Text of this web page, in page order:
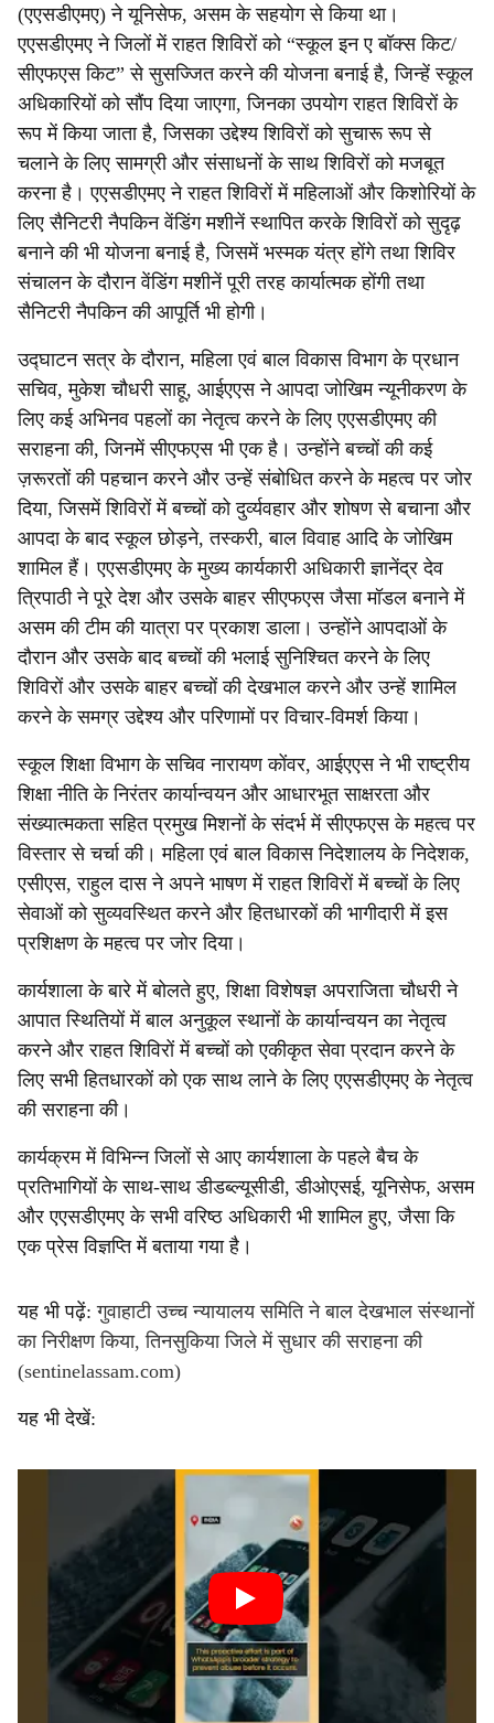
(एएसडीएमए) ने यूनिसेफ, असम के सहयोग से किया था।
एएसडीएमए ने जिलों में राहत शिविरों को “स्कूल इन ए बॉक्स किट/
सीएफएस किट” से सुसज्जित करने की योजना बनाई है, जिन्हें स्कूल
अधिकारियों को सौंप दिया जाएगा, जिनका उपयोग राहत शिविरों के
रूप में किया जाता है, जिसका उद्देश्य शिविरों को सुचारू रूप से
चलाने के लिए सामग्री और संसाधनों के साथ शिविरों को मजबूत
करना है। एएसडीएमए ने राहत शिविरों में महिलाओं और किशोरियों के
लिए सैनिटरी नैपकिन वेंडिंग मशीनें स्थापित करके शिविरों को सुदृढ़
बनाने की भी योजना बनाई है, जिसमें भस्मक यंत्र होंगे तथा शिविर
संचालन के दौरान वेंडिंग मशीनें पूरी तरह कार्यात्मक होंगी तथा
सैनिटरी नैपकिन की आपूर्ति भी होगी।
उद्घाटन सत्र के दौरान, महिला एवं बाल विकास विभाग के प्रधान
सचिव, मुकेश चौधरी साहू, आईएएस ने आपदा जोखिम न्यूनीकरण के
लिए कई अभिनव पहलों का नेतृत्व करने के लिए एएसडीएमए की
सराहना की, जिनमें सीएफएस भी एक है। उन्होंने बच्चों की कई
ज़रूरतों की पहचान करने और उन्हें संबोधित करने के महत्व पर जोर
दिया, जिसमें शिविरों में बच्चों को दुर्व्यवहार और शोषण से बचाना और
आपदा के बाद स्कूल छोड़ने, तस्करी, बाल विवाह आदि के जोखिम
शामिल हैं। एएसडीएमए के मुख्य कार्यकारी अधिकारी ज्ञानेंद्र देव
त्रिपाठी ने पूरे देश और उसके बाहर सीएफएस जैसा मॉडल बनाने में
असम की टीम की यात्रा पर प्रकाश डाला। उन्होंने आपदाओं के
दौरान और उसके बाद बच्चों की भलाई सुनिश्चित करने के लिए
शिविरों और उसके बाहर बच्चों की देखभाल करने और उन्हें शामिल
करने के समग्र उद्देश्य और परिणामों पर विचार-विमर्श किया।
स्कूल शिक्षा विभाग के सचिव नारायण कोंवर, आईएएस ने भी राष्ट्रीय
शिक्षा नीति के निरंतर कार्यान्वयन और आधारभूत साक्षरता और
संख्यात्मकता सहित प्रमुख मिशनों के संदर्भ में सीएफएस के महत्व पर
विस्तार से चर्चा की। महिला एवं बाल विकास निदेशालय के निदेशक,
एसीएस, राहुल दास ने अपने भाषण में राहत शिविरों में बच्चों के लिए
सेवाओं को सुव्यवस्थित करने और हितधारकों की भागीदारी में इस
प्रशिक्षण के महत्व पर जोर दिया।
कार्यशाला के बारे में बोलते हुए, शिक्षा विशेषज्ञ अपराजिता चौधरी ने
आपात स्थितियों में बाल अनुकूल स्थानों के कार्यान्वयन का नेतृत्व
करने और राहत शिविरों में बच्चों को एकीकृत सेवा प्रदान करने के
लिए सभी हितधारकों को एक साथ लाने के लिए एएसडीएमए के नेतृत्व
की सराहना की।
कार्यक्रम में विभिन्न जिलों से आए कार्यशाला के पहले बैच के
प्रतिभागियों के साथ-साथ डीडब्ल्यूसीडी, डीओएसई, यूनिसेफ, असम
और एएसडीएमए के सभी वरिष्ठ अधिकारी भी शामिल हुए, जैसा कि
एक प्रेस विज्ञप्ति में बताया गया है।
यह भी पढ़ें:गुवाहाटी उच्च न्यायालय समिति ने बाल देखभाल संस्थानों
का निरीक्षण किया, तिनसुकिया जिले में सुधार की सराहना की
(sentinelassam.com)
यह भी देखें: